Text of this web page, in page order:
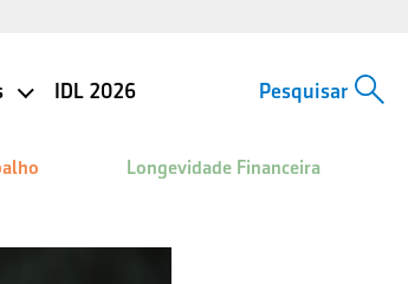
IDL 2026
Longevidade Financeira